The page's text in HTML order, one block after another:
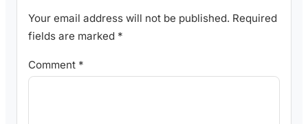
Your email address will not be published. Required
fields are marked *
Comment *